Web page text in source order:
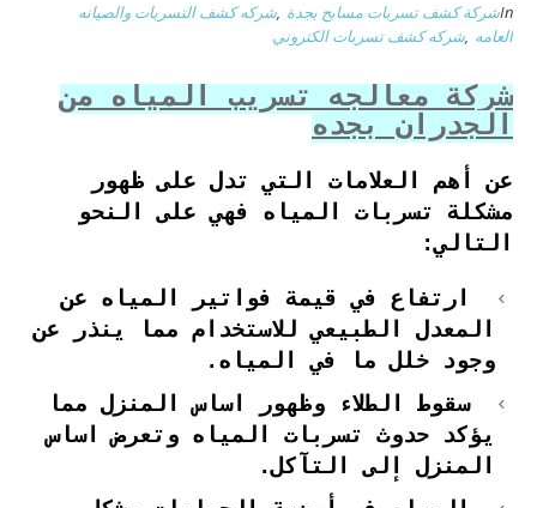
Inشركة كشف تسربات مسابح بجدة ,شركه كشف التسربات والصيانه
العامه ,شركه كشف تسربات الكتروني
شركة معالجه تسريب المياه من
الجدران بجده
عن أهم العلامات التي تدل على ظهور
مشكلة تسربات المياه فهي على النحو
التالي:
ارتفاع في قيمة فواتير المياه عن
المعدل الطبيعي للاستخدام مما ينذر عن
وجود خلل ما في المياه.
سقوط الطلاء وظهور اساس المنزل مما
يؤكد حدوث تسربات المياه وتعرض اساس
المنزل إلى التآكل.